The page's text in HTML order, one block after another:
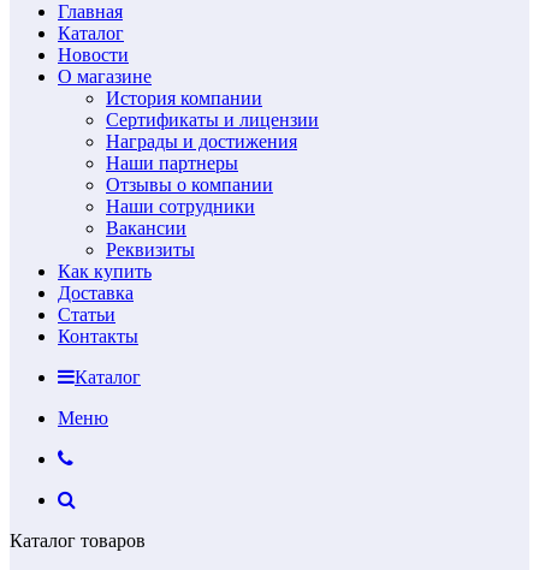
Главная
Каталог
Новости
О магазине
История компании
Сертификаты и лицензии
Награды и достижения
Наши партнеры
Отзывы о компании
Наши сотрудники
Вакансии
Реквизиты
Как купить
Доставка
Статьи
Контакты
Каталог
Меню
Каталог товаров